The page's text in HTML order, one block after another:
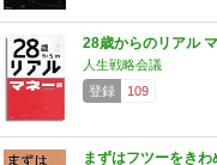
28歳からのリアル
人生戦略会議
登録
109
まずはフツーをきわ